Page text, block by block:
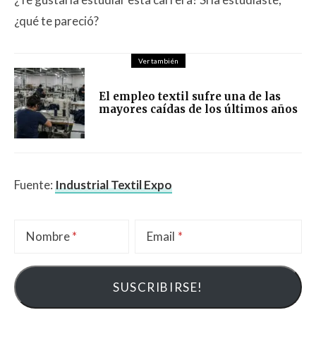
¿qué te pareció?
Ver también
El empleo textil sufre una de las
mayores caídas de los últimos años
Fuente:Industrial Textil Expo
Nombre Email